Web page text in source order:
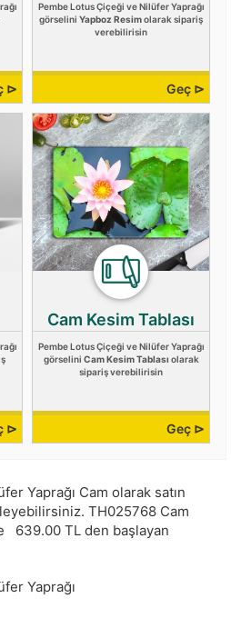
⊳
Pembe Lotus Çiçeği ve Nilüfer Yaprağı
görselini Yapboz Resimolarak sipariş
verebilirisin
Geç ⊳
⊳
Cam Kesim Tablası
Pembe Lotus Çiçeği ve Nilüfer Yaprağı
görselini Cam Kesim Tablası olarak
sipariş verebilirisin
Geç ⊳
Yaprağı Cam olarak satın
TH025768 Cam
639.00 TL den başlayan
Yaprağı